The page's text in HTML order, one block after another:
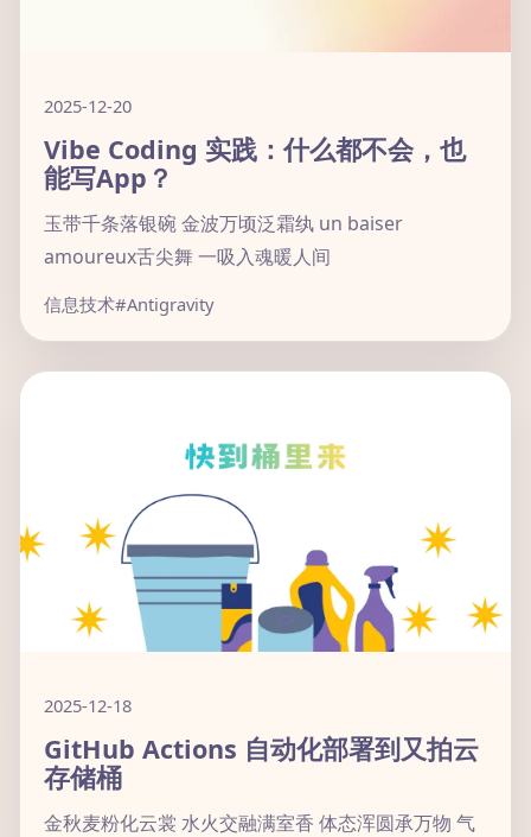
2025-12-20
Vibe Coding 实践：什么都不会，也
能写App？
玉带千条落银碗 金波万顷泛霜纨 un baiser
amoureux舌尖舞 一吸入魂暖人间
信息技术#Antigravity
2025-12-18
GitHub Actions 自动化部署到又拍云
存储桶
金秋麦粉化云裳 水火交融满室香 体态浑圆承万物 气